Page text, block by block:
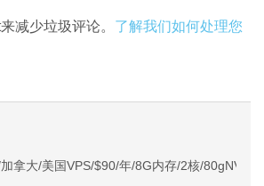
减少垃圾评论。 了解我们如何处理您
拿大/美国VPS/$90/年/8G内存/2核/